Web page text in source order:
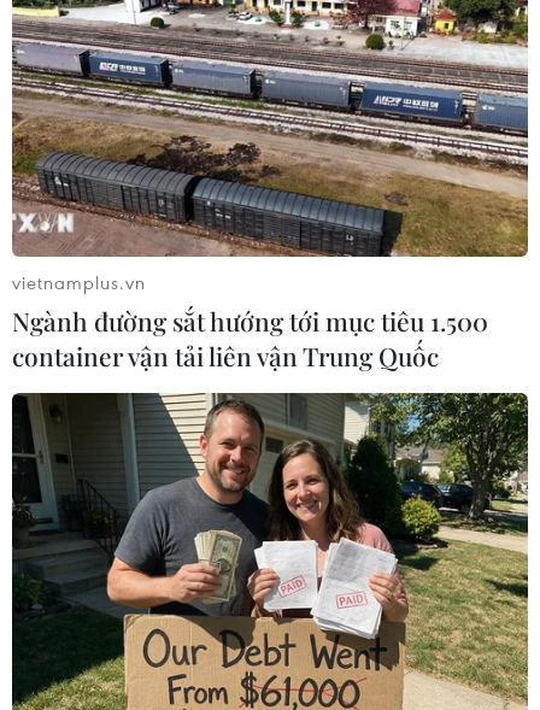
diện tích lại giảm so với cùng kỳ năm trước, cụ
thể: Bạc Liêu, diện tích nuôi tôm 115.767 ha
(giảm 4,0%), sản lượng 46.832 tấn (tăng 7,5%);
Trà Vinh có diện tích 19.408 (giảm 25%), sản
lượng 10.842 (tăng 19,9%), riêng tỉnh Kiên
Giang cả diện tích và sản lượng đều tăng so với
cùng kỳ năm trước với diện tích 88.699 ha (tăng
2%), sản lượng 27.423 tấn (tăng 30,4%).
Trong khi đó, Cà Mau là tỉnh có diện tích và sản
lượng lớn nhất vùng nhưng diện tích và sản
lượng đều giảm so với cùng kỳ năm trước với
diện tích nuôi khoảng 263.535 ha (giảm 1,2%),
sản lượng là 84.500 tấn (giảm 1,2 %)./.
(Vietnam+)
vietnamplus.vn
Ngành đường sắt hướng tới mục tiêu 1.500
container vận tải liên vận Trung Quốc